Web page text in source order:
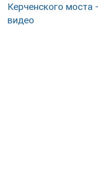
Керченского
видео